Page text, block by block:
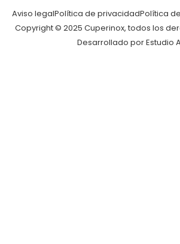
Aviso legalPolítica de privacidadPolítica
Copyright © 2025 Cuperinox, todos los
Desarrollado por Estudio